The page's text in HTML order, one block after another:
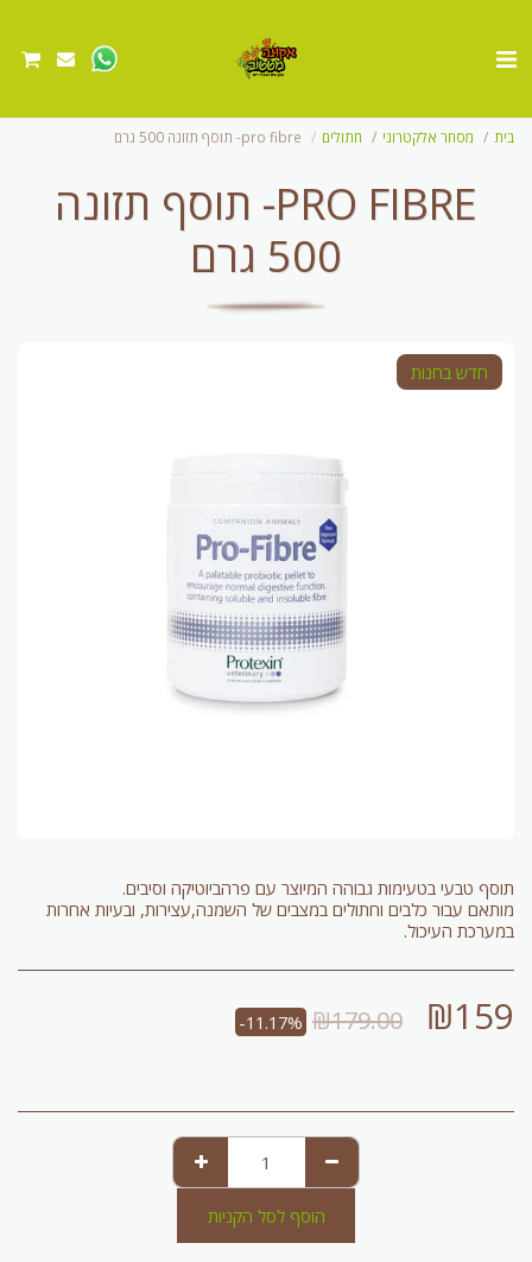
בית מסחר אלקטרוני חתולים pro fibre- תוסף תזונה 500 גרם
PRO FIBRE- תוסף תזונה
500 גרם
חדש בחנות
מותאם עבור כלבים וחתולים במצבים של השמנה,עצירות, ובעיות אחרות
במערכת העיכול.
₪159
₪179.00
-11.17%
הוסף לסל הקניות